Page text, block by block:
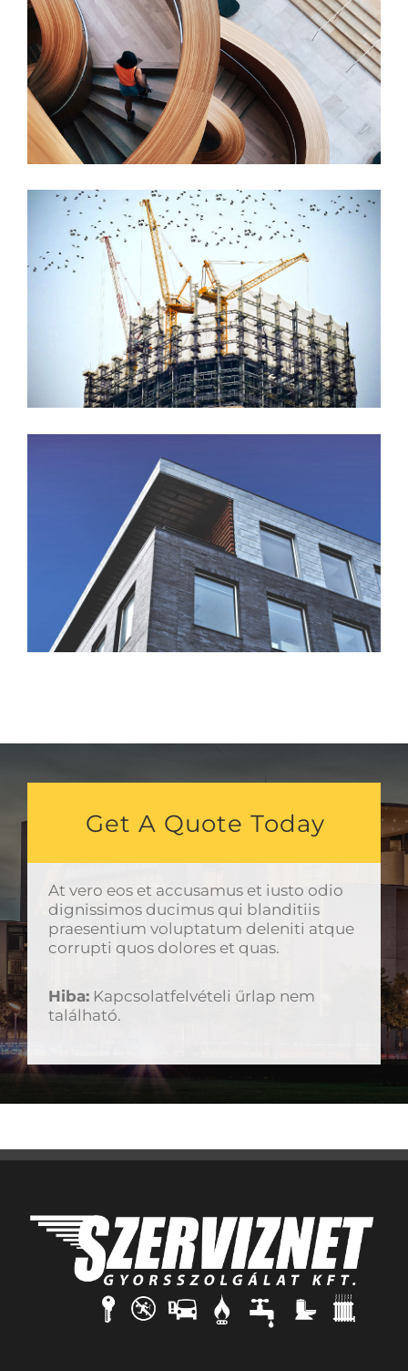
Get A Quote Today
At vero eos et accusamus et iusto odio
dignissimos ducimus qui blanditiis
praesentium voluptatum deleniti atque
corrupti quos dolores et quas.
Hiba: Kapcsolatfelvételi űrlap nem
található.